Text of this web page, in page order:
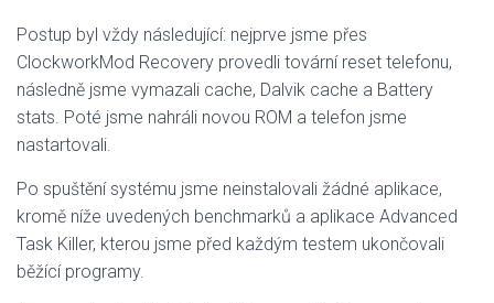
Postup byl vždy následující: nejprve jsme přes
ClockworkMod Recovery provedli tovární reset telefonu,
následně jsme vymazali cache, Dalvik cache a Battery
stats. Poté jsme nahráli novou ROM a telefon jsme
nastartovali.
Po spuštění systému jsme neinstalovali žádné aplikace,
kromě níže uvedených benchmarků a aplikace Advanced
Task Killer, kterou jsme před každým testem ukončovali
běžící programy.